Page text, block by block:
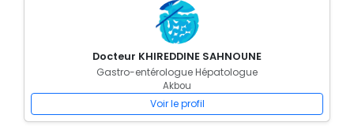
Docteur KHIREDDINE SAHNOUNE
Gastro-entérologue Hépatologue
Akbou
Voir le profil